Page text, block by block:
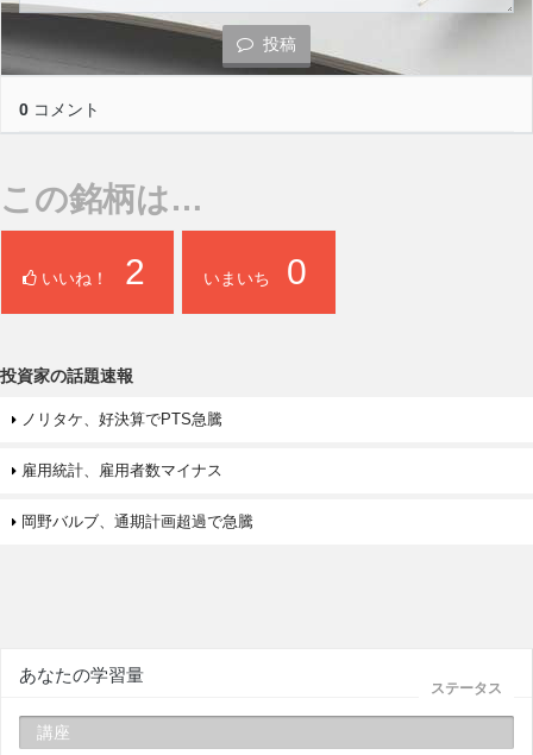
投稿
0 コメント
この銘柄は…
いいね！ 2 いまいち 0
投資家の話題速報
ノリタケ、好決算でPTS急騰
雇用統計、雇用者数マイナス
岡野バルブ、通期計画超過で急騰
ステータス
あなたの学習量
講座